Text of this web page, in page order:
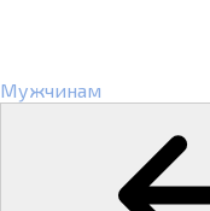
Мужчинам